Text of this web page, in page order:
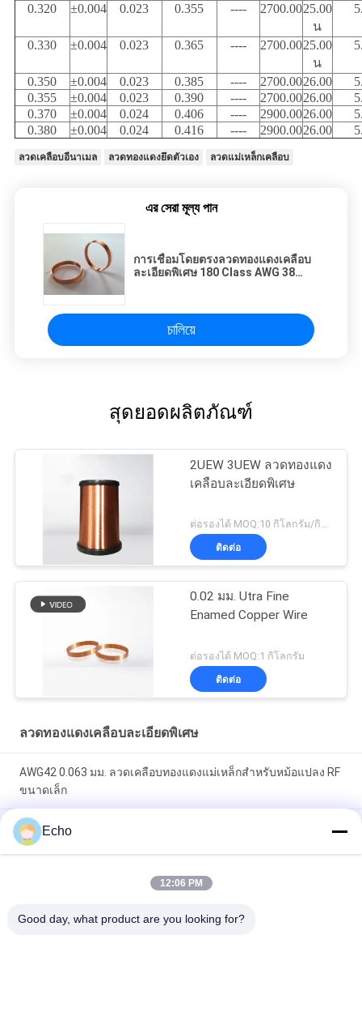
0.320 ±0.004 0.023 0.355 ---- 2700.0025.00
น
0.330 ±0.004 0.023 0.365 ---- 2700.0025.00
น
0.350 ±0.004 0.023 0.385 ---- 2700.0026.00
0.355
±0.004 0.023 0.390 ---- 2700.0026.00
0.370
±0.004 0.024 0.406 ---- 2900.0026.00
0.380
±0.004 0.024 0.416 ---- 2900.0026.00
ลวดเคลือบอีนาเมล ลวดทองแดงยึดตัวเอง ลวดแม่เหล็กเคลือบ
এর সেরা মূল্য পান
การเชื่อมโดยตรงลวดทองแดงเคลือบ
ละเอียดพิเศษ 180 Class AWG 38
চালিয়ে
สุดยอดผลิตภัณฑ์
2UEW 3UEW ลวดทองแดง
เคลือบละเอียดพิเศษ
ต่อรองได้ MOQ:10 กิโลกรัม/กิโลกรัม
ติดต่อ
0.02 มม. Utra Fine
Enamed Copper Wire
ต่อรองได้ MOQ:1 กิโลกรัม
ติดต่อ
ลวดทองแดงเคลือบละเอียดพิเศษ
AWG42 0.063 มม. ลวดเคลือบทองแดงแม่เหล็กสำหรับหม้อแปลง RF
ขนาดเล็ก
โพลียูรีเทน 0.06 มม. 155 ° C / 180 ° C ลวดทองแดงกลมเคลือบ
สำหรับทองแดงที่มีความบริสุทธิ์สูงฉนวนแข็ง
ลวดแม่เหล็กทองแดงเคลือบ 0.032 มม. สำหรับเซ็นเซอร์กระแส
Echo
12:06 PM
Good day, what product are you looking for?